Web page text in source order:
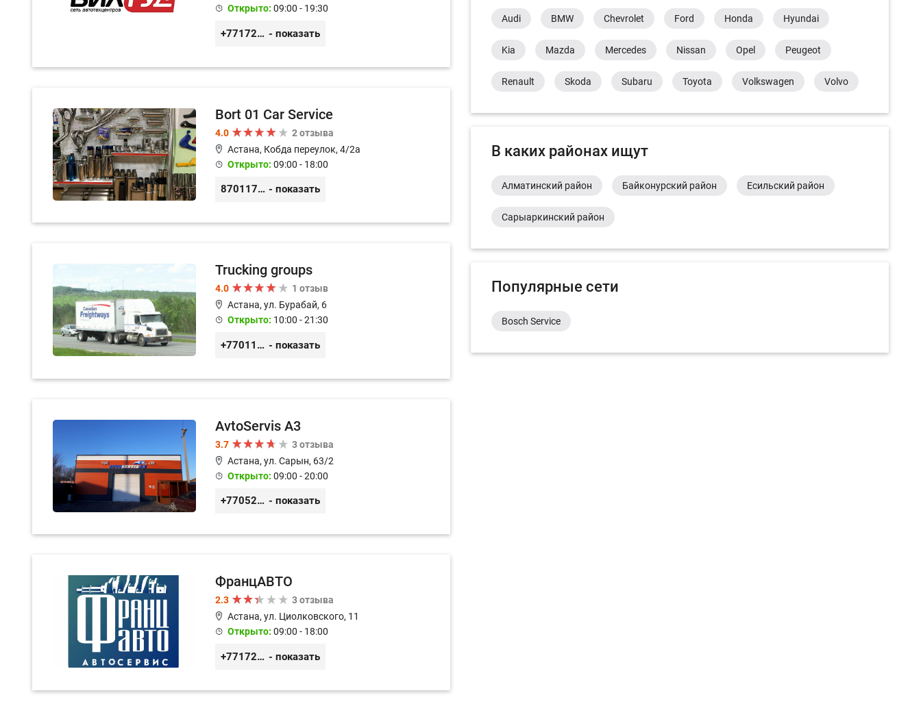
Открыто: 09:00 - 19:30
+77172978380 - показать
Bort 01 Car Service
4.0
2 отзыва
Астана, Кобда переулок, 4/2а
Открыто: 09:00 - 18:00
87011754444 - показать
Trucking groups
4.0
1 отзыв
Астана, ул. Бурабай, 6
Открыто: 10:00 - 21:30
+77011245925 - показать
AvtoServis A3
3.7
3 отзыва
Астана, ул. Сарын, 63/2
Открыто: 09:00 - 20:00
+77052327760 - показать
ФранцАВТО
2.3
3 отзыва
Астана, ул. Циолковского, 11
Открыто: 09:00 - 18:00
+77172541601 - показать
Audi BMW Chevrolet Ford Honda Hyundai
Kia Mazda Mercedes Nissan Opel Peugeot
Renault Skoda Subaru Toyota Volkswagen Volvo
В каких районах ищут
Алматинский район Байконурский район Есильский район
Сарыаркинский район
Популярные сети
Bosch Service